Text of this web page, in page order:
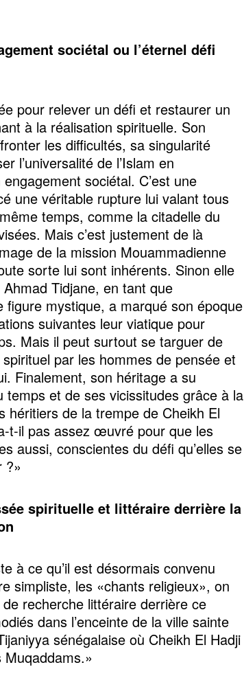
sociétal ou l’éternel défi
pour relever un défi et restaurer un
à la réalisation spirituelle. Son
les difficultés, sa singularité
l’universalité de l’Islam en
sociétal. C’est une
une véritable rupture lui valant tous
temps, comme la citadelle du
Mais c’est justement de là
de la mission Mouammadienne
sorte lui sont inhérents. Sinon elle
Tidjane, en tant que
figure mystique, a marqué son époque
suivantes leur viatique pour
Mais il peut surtout se targuer de
par les hommes de pensée et
Finalement, son héritage a su
temps et de ses vicissitudes grâce à la
héritiers de la trempe de Cheikh El
t-il pas assez œuvré pour que les
aussi, conscientes du défi qu’elles se
?»
spirituelle et littéraire derrière la
à ce qu’il est désormais convenu
simpliste, les «chants religieux», on
de recherche littéraire derrière ce
dans l’enceinte de la ville sainte
sénégalaise où Cheikh El Hadji